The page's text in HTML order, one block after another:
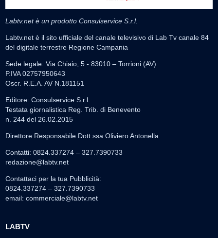
Labtv.net è un prodotto Consulservice S.r.l.
Labtv.net è il sito ufficiale del canale televisivo di Lab Tv canale 84
del digitale terrestre Regione Campania
Sede legale: Via Chiaio, 5 - 83010 – Torrioni (AV)
P.IVA 02757950643
Oscr. R.E.A. AV N.181151
Editore: Consulservice S.r.l.
Testata giornalistica Reg. Trib. di Benevento
n. 244 del 26.02.2015
Direttore Responsabile Dott.ssa Oliviero Antonella
Contatti: 0824.337274 – 327.7390733
redazione@labtv.net
Contattaci per la tua Pubblicità:
0824.337274 – 327.7390733
email: commerciale@labtv.net
LABTV